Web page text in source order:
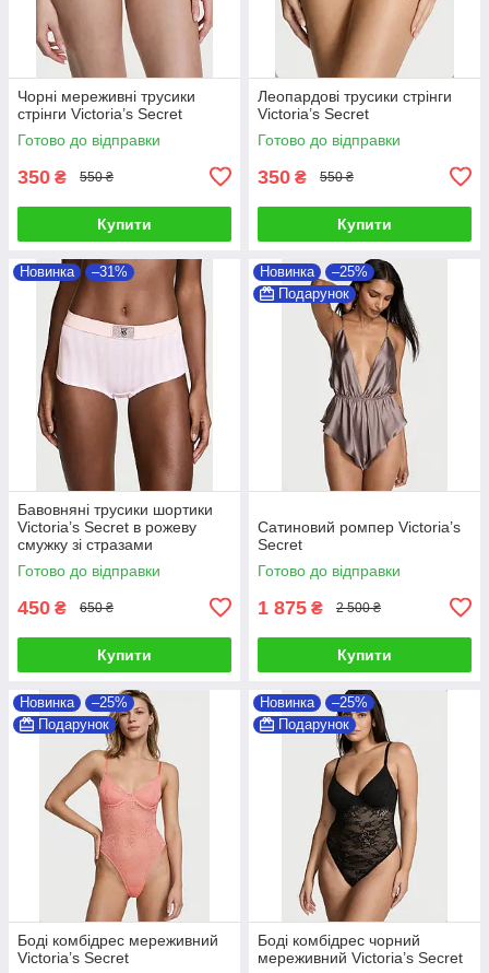
Чорні мереживні трусики
стрінги Victoria’s Secret
Готово до відправки
350 ₴ 550 ₴
Купити
Леопардові трусики стрінги
Victoria’s Secret
Готово до відправки
350 ₴ 550 ₴
Купити
Новинка –31%
Бавовняні трусики шортики
Victoria’s Secret в рожеву
смужку зі стразами
Готово до відправки
450 ₴ 650 ₴
Купити
Новинка
–25%
Подарунок
Сатиновий ромпер Victoria’s
Secret
Готово до відправки
1 875 ₴ 2 500 ₴
Купити
Новинка
–25%
Подарунок
Боді комбідрес мереживний
Victoria’s Secret
Новинка
–25%
Подарунок
Боді комбідрес чорний
мереживний Victoria’s Secret